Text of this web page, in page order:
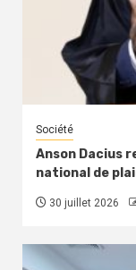
Société
Anson Dacius
national de
30 juillet 2026